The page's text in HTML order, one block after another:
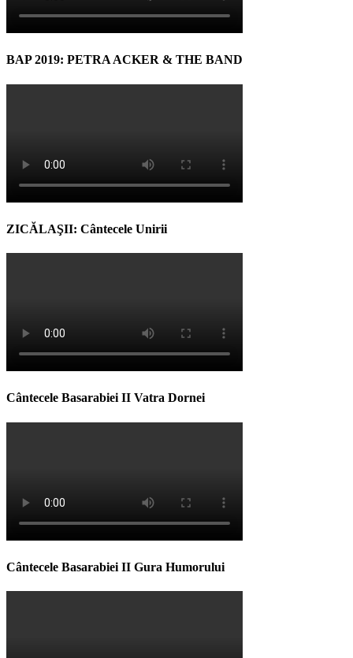
BAP 2019: PETRA ACKER & THE BAND
ZICĂLAŞII: Cântecele Unirii
Cântecele Basarabiei II Vatra Dornei
Cântecele Basarabiei II Gura Humorului